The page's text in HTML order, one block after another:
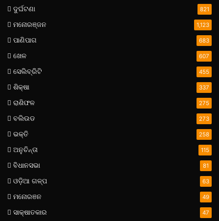
ଦୁର୍ଘଟଣା 821
ମନୋରଞ୍ଜନ 1,123
ପାଣିପାଗ 683
ଖେଳ 607
ସେଲିବ୍ରିଟି 455
ଶିକ୍ଷା 337
ରାଶିଫଳ 275
ବଲିଉଡ 273
ଭକ୍ତି 258
ଅନୁଚିନ୍ତା 115
ବିଧାନସଭା 81
ଓଡ଼ିଆ ଗଳ୍ପ 63
ମନୋରଞନ 49
ସାକ୍ଷାତକାର 47